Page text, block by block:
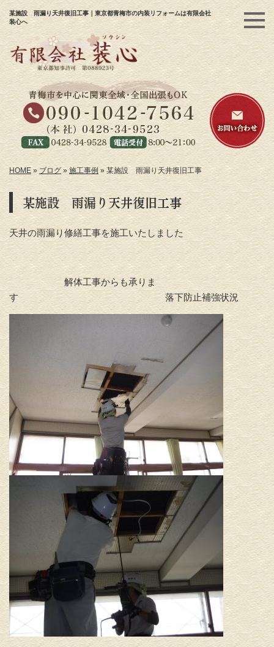
某施設 雨漏り天井復旧工事｜東京都青梅市の内装リフォームは有限会社
装心へ
HOME » ブログ » 施工事例 »某施設 雨漏り天井復旧工事
某施設 雨漏り天井復旧工事
天井の雨漏り修繕工事を施工いたしました
解体工事からも承りま
す 落下防止補強状況